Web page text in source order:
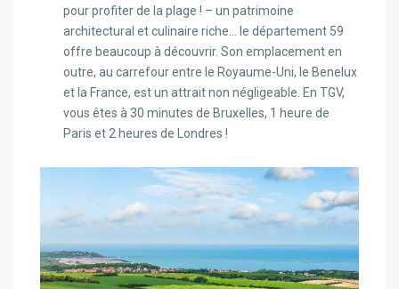
pour profiter de la plage ! – un patrimoine
architectural et culinaire riche… le département 59
offre beaucoup à découvrir. Son emplacement en
outre, au carrefour entre le Royaume-Uni, le Benelux
et la France, est un attrait non négligeable. En TGV,
vous êtes à 30 minutes de Bruxelles, 1 heure de
Paris et 2 heures de Londres !